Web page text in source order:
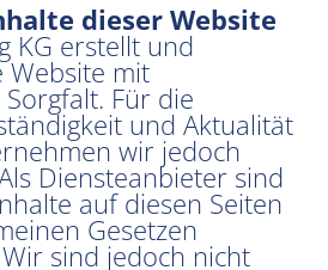
dieser Website
KG erstellt und
Website mit
Für die
und Aktualität
wir jedoch
Diensteanbieter sind
auf diesen Seiten
Gesetzen
sind jedoch nicht